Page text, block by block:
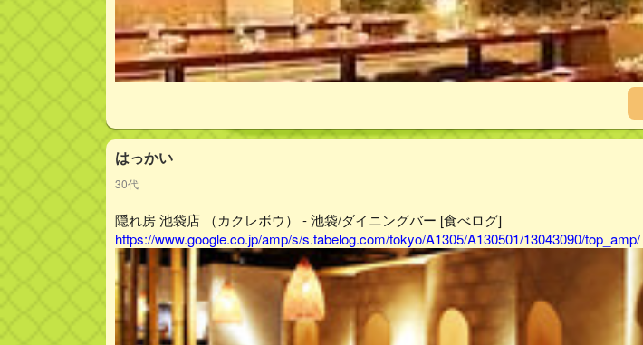
はっかい
30代
隠れ房 池袋店 （カクレボウ） - 池袋/ダイニングバー [食べログ]
https://www.google.co.jp/amp/s/s.tabelog.com/tokyo/A1305/A130501/13043090/top_amp/